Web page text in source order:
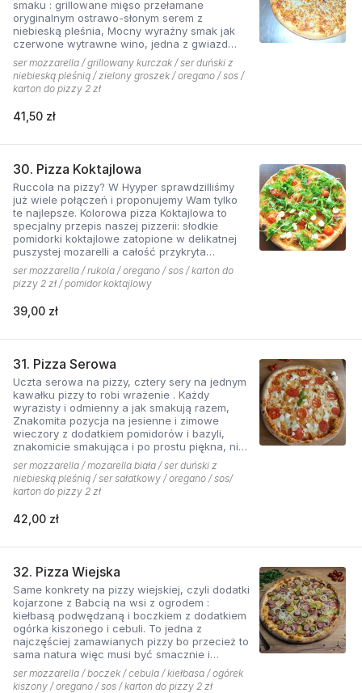
smaku : grillowane mięso przełamane
oryginalnym ostrawo-słonym serem z
niebieską pleśnia, Mocny wyraźny smak jak
czerwone wytrawne wino, jedna z gwiazd
kolekcji pizzerii Hyyper.
ser mozzarella / grillowany kurczak / ser duński z
niebieską pleśnią / zielony groszek / oregano / sos /
karton do pizzy 2 zł
41,50 zł
30. Pizza Koktajlowa
Ruccola na pizzy? W Hyyper sprawdzilliśmy
już wiele połączeń i proponujemy Wam tylko
te najlepsze. Kolorowa pizza Koktajlowa to
specjalny przepis naszej pizzerii: słodkie
pomidorki koktajlowe zatopione w delikatnej
puszystej mozarelli a całość przykryta
ostrawą w smaku sałatą! To bardzo włoska w
smaku i wyglądzie pizza.
ser mozzarella / rukola / oregano / sos / karton do
pizzy 2 zł / pomidor koktajlowy
39,00 zł
31. Pizza Serowa
Uczta serowa na pizzy, cztery sery na jednym
kawałku pizzy to robi wrażenie . Każdy
wyrazisty i odmienny a jak smakują razem,
Znakomita pozycja na jesienne i zimowe
wieczory z dodatkiem pomidorów i bazyli,
znakomicie smakująca i po prostu piękna, nie
sposób się oprzeć pokusie .
ser mozzarella / mozarella biała / ser duński z
niebieską pleśnią / ser sałatkowy / oregano / sos/
karton do pizzy 2 zł
42,00 zł
32. Pizza Wiejska
Same konkrety na pizzy wiejskiej, czyli dodatki
kojarzone z Babcią na wsi z ogrodem :
kiełbasą podwędzaną i boczkiem z dodatkiem
ogórka kiszonego i cebuli. To jedna z
najczęściej zamawianych pizzy bo przecież to
sama natura więc musi być smacznie i
naturalne . Najlepsza jest z sosem ostrym
pomidorowym!
ser mozzarella / boczek / cebula / kiełbasa / ogórek
kiszony / oregano / sos / karton do pizzy 2 zł